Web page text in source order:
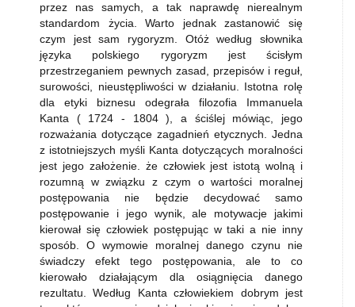
przez nas samych, a tak naprawdę nierealnym
standardom życia. Warto jednak zastanowić się
czym jest sam rygoryzm. Otóż według słownika
języka polskiego rygoryzm jest ścisłym
przestrzeganiem pewnych zasad, przepisów i reguł,
surowości, nieustępliwości w działaniu. Istotna rolę
dla etyki biznesu odegrała filozofia Immanuela
Kanta ( 1724 - 1804 ), a ściślej mówiąc, jego
rozważania dotyczące zagadnień etycznych. Jedna
z istotniejszych myśli Kanta dotyczących moralności
jest jego założenie. że człowiek jest istotą wolną i
rozumną w związku z czym o wartości moralnej
postępowania nie będzie decydować samo
postępowanie i jego wynik, ale motywacje jakimi
kierował się człowiek postępując w taki a nie inny
sposób. O wymowie moralnej danego czynu nie
świadczy efekt tego postępowania, ale to co
kierowało działającym dla osiągnięcia danego
rezultatu. Według Kanta człowiekiem dobrym jest